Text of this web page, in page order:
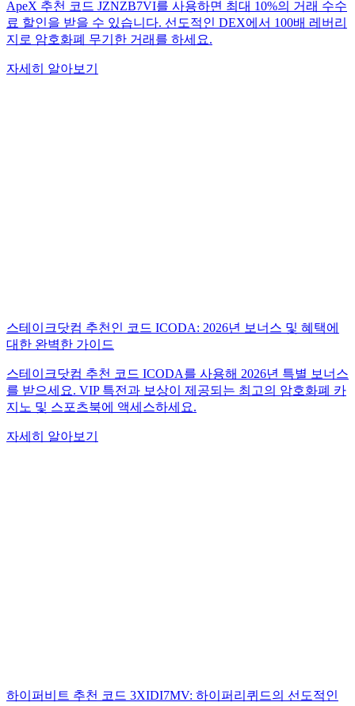
ApeX 추천 코드 JZNZB7VI를 사용하면 최대 10%의 거래 수수
료 할인을 받을 수 있습니다. 선도적인 DEX에서 100배 레버리
지로 암호화폐 무기한 거래를 하세요.
자세히 알아보기
스테이크닷컴 추천인 코드 ICODA: 2026년 보너스 및 혜택에
대한 완벽한 가이드
스테이크닷컴 추천 코드 ICODA를 사용해 2026년 특별 보너스
를 받으세요. VIP 특전과 보상이 제공되는 최고의 암호화폐 카
지노 및 스포츠북에 액세스하세요.
자세히 알아보기
하이퍼비트 추천 코드 3XIDI7MV: 하이퍼리퀴드의 선도적인